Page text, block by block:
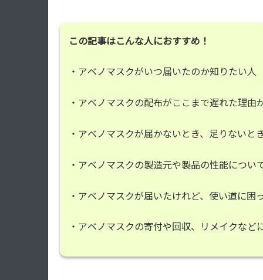
この記事はこんな人におすすめ！
・アベノマスクがいつ届いたのか知りたい人
・アベノマスクの配布がここまで遅れた理由
・アベノマスクが届かないとき、足りない
・アベノマスクの製造元や製品の性能につい
・アベノマスクが届いたけれど、使い道に困
・アベノマスクの寄付や回収、リメイクなど